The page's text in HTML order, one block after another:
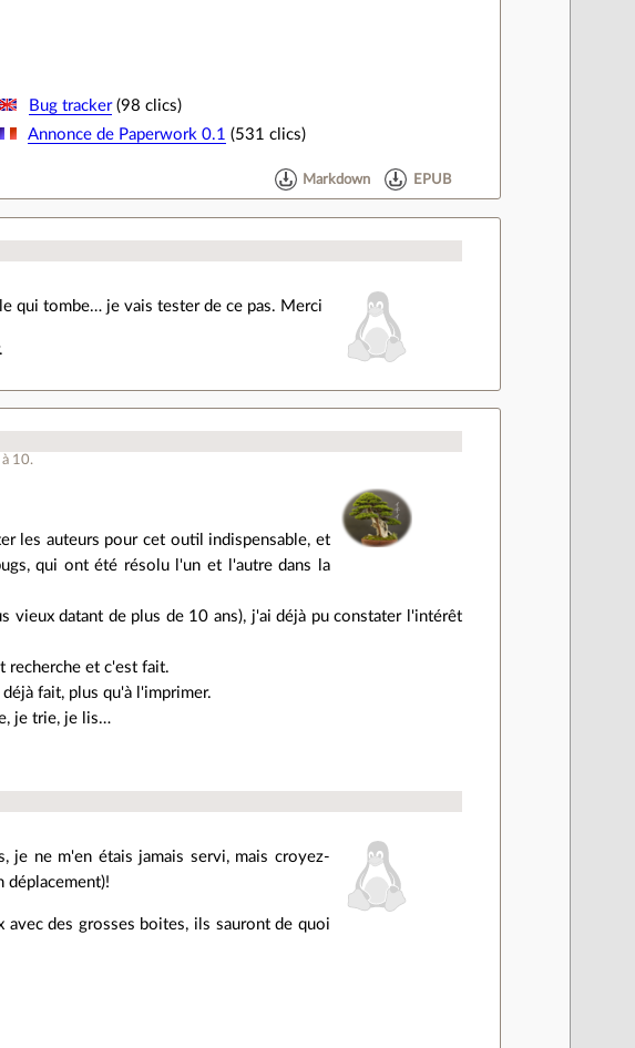
Bug tracker(98 clics)
Annonce de Paperwork 0.1 (531 clics)
Markdown EPUB
qui tombe… je vais tester de ce pas. Merci
à 10.
les auteurs pour cet outil indispensable, et
qui ont été résolu l'un et l'autre dans la
vieux datant de plus de 10 ans), j'ai déjà pu constater l'intérêt
recherche et c'est fait.
fait, plus qu'à l'imprimer.
je trie, je lis…
je ne m'en étais jamais servi, mais croyez-
déplacement)!
avec des grosses boites, ils sauront de quoi